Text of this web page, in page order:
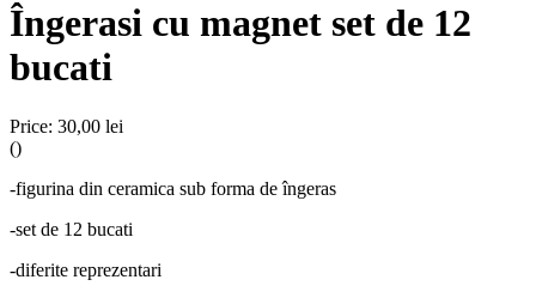
Îngerasi cu magnet set de 12
bucati
Price: 30,00 lei
()
-figurina din ceramica sub forma de îngeras
-set de 12 bucati
-diferite reprezentari